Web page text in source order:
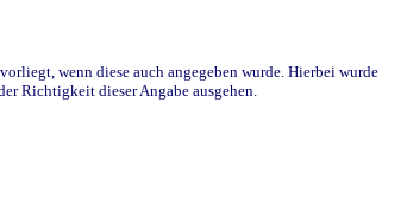
wenn diese auch angegeben wurde. Hierbei wurde
Richtigkeit dieser Angabe ausgehen.